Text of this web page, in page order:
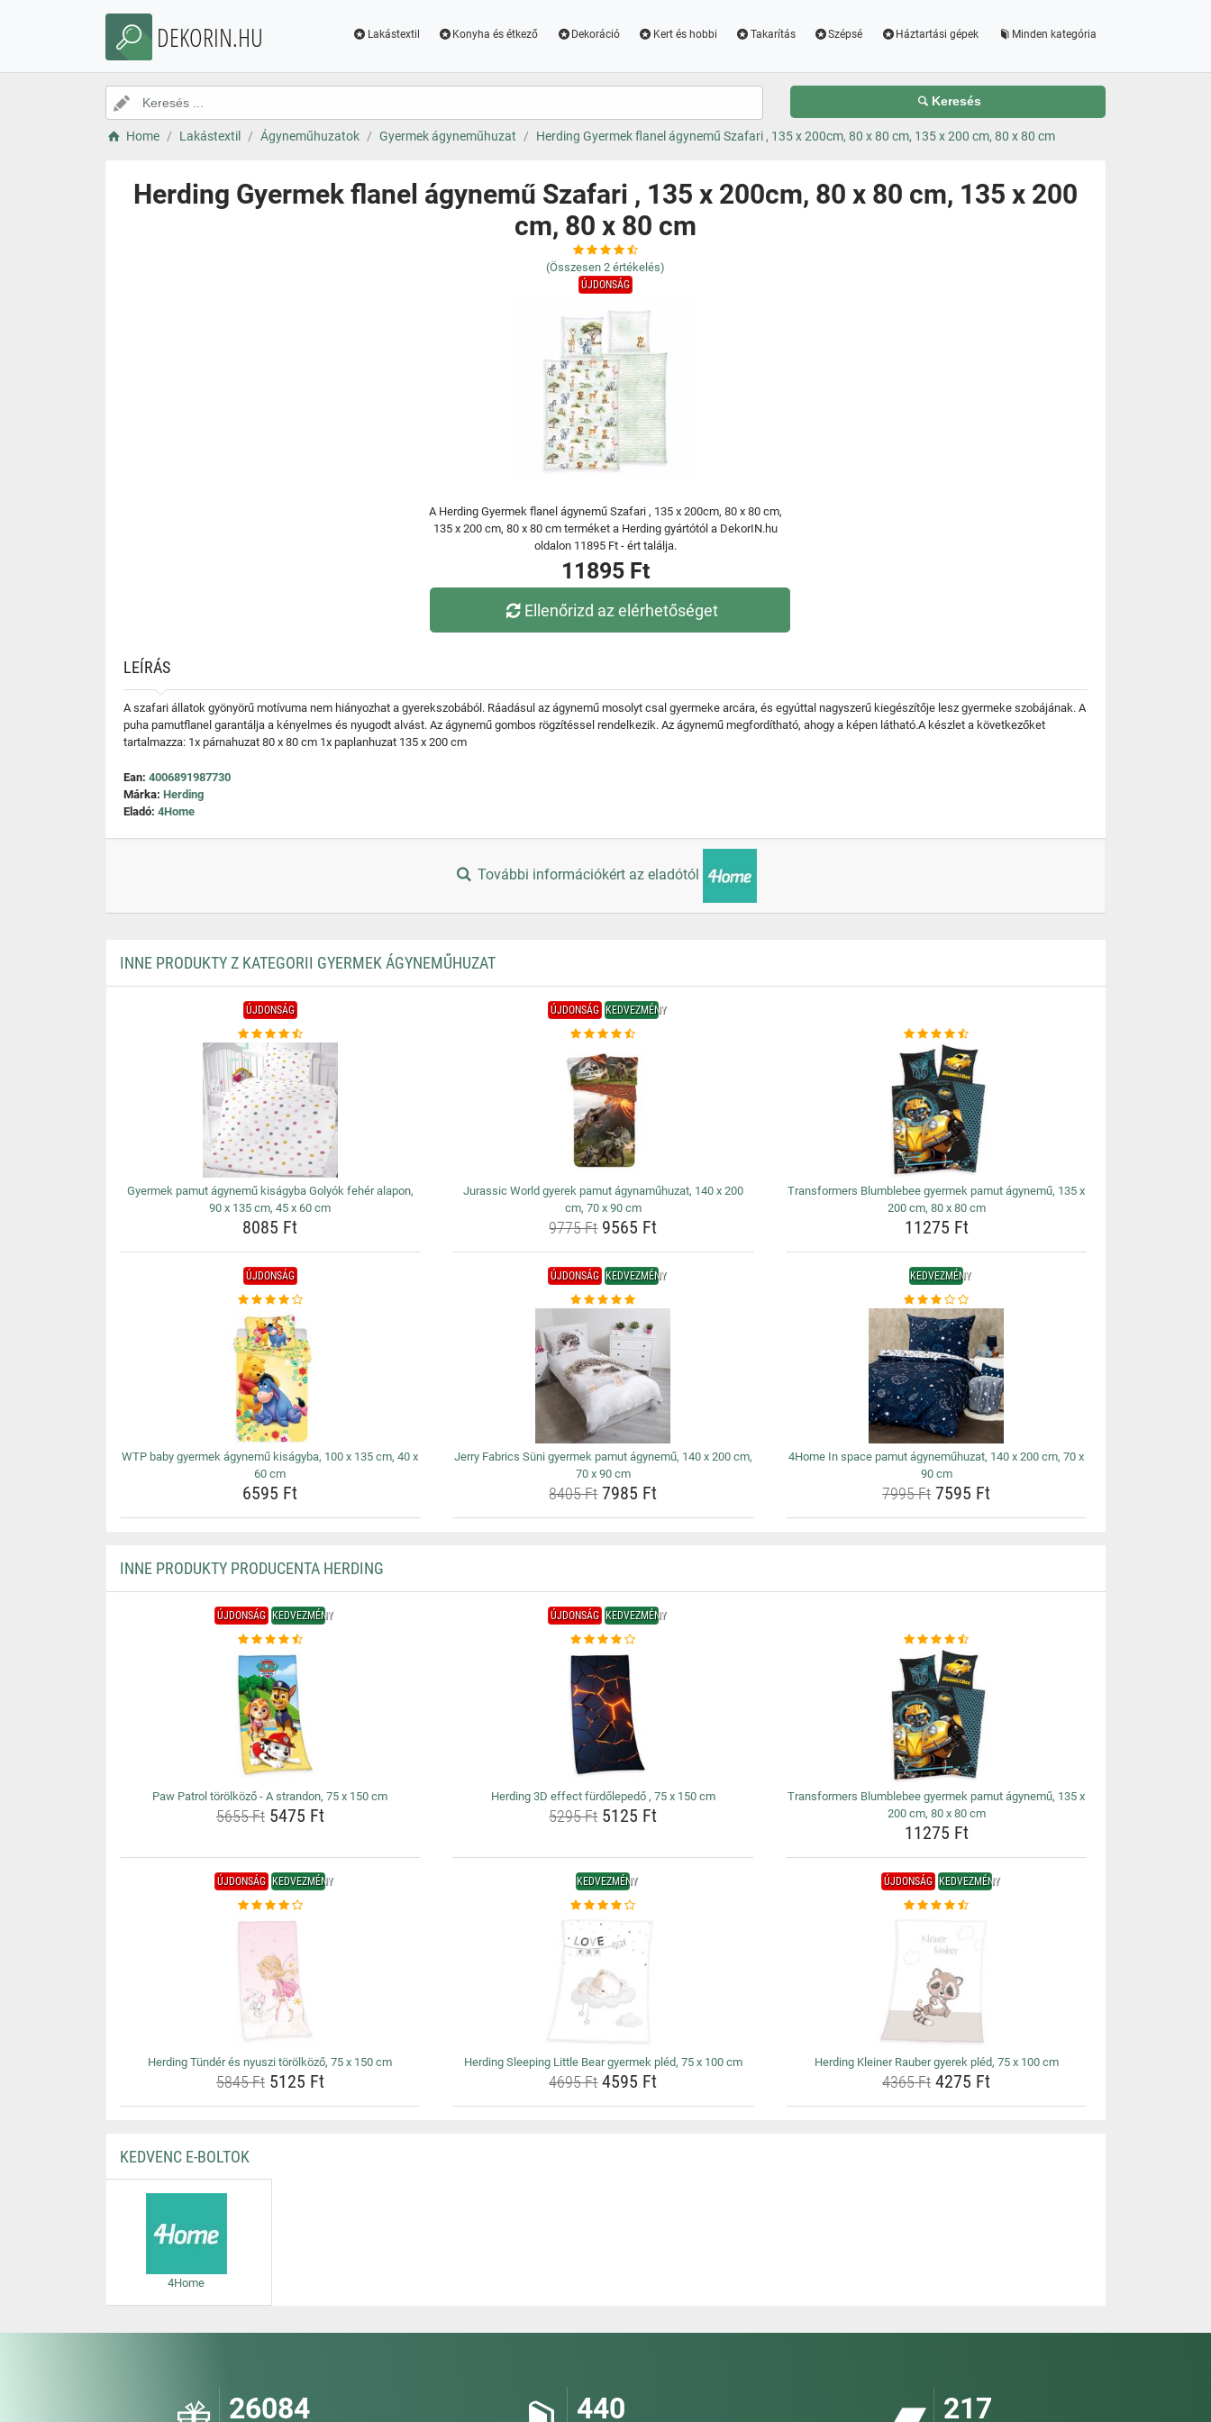
DEKORIN.HU Lakástextil Konyha és étkező Dekoráció Kert és hobbi Takarítás Szépsé Háztartási gépek Minden kategória
Keresés
Home Lakástextil Ágyneműhuzatok Gyermek ágyneműhuzat Herding Gyermek flanel ágynemű Szafari , 135 x 200cm, 80 x 80 cm, 135 x 200 cm, 80 x 80 cm
Herding Gyermek flanel ágynemű Szafari , 135 x 200cm, 80 x 80 cm, 135 x 200
cm, 80 x 80 cm
(Összesen 2 értékelés)
ÚJDONSÁG
A Herding Gyermek flanel ágynemű Szafari , 135 x 200cm, 80 x 80 cm,
135 x 200 cm, 80 x 80 cm terméket a Herding gyártótól a DekorIN.hu
oldalon 11895 Ft - ért találja.
11895 Ft
Ellenőrizd az elérhetőséget
LEÍRÁS
A szafari állatok gyönyörű motívuma nem hiányozhat a gyerekszobából. Ráadásul az ágynemű mosolyt csal gyermeke arcára, és egyúttal nagyszerű kiegészítője lesz gyermeke szobájának. A
puha pamutflanel garantálja a kényelmes és nyugodt alvást. Az ágynemű gombos rögzítéssel rendelkezik. Az ágynemű megfordítható, ahogy a képen látható.A készlet a következőket
tartalmazza: 1x párnahuzat 80 x 80 cm 1x paplanhuzat 135 x 200 cm
Ean: 4006891987730
Márka: Herding
Eladó: 4Home
További információkért az eladótól
INNE PRODUKTY Z KATEGORII GYERMEK ÁGYNEMŰHUZAT
ÚJDONSÁG
Gyermek pamut ágynemű kiságyba Golyók fehér alapon,
90 x 135 cm, 45 x 60 cm
8085 Ft
ÚJDONSÁG KEDVEZMÉNY
Jurassic World gyerek pamut ágynaműhuzat, 140 x 200
cm, 70 x 90 cm
9775 Ft9565 Ft
Transformers Blumblebee gyermek pamut ágynemű, 135 x
200 cm, 80 x 80 cm
11275 Ft
ÚJDONSÁG
WTP baby gyermek ágynemű kiságyba, 100 x 135 cm, 40 x
60 cm
6595 Ft
ÚJDONSÁG KEDVEZMÉNY
Jerry Fabrics Süni gyermek pamut ágynemű, 140 x 200 cm,
70 x 90 cm
8405 Ft7985 Ft
KEDVEZMÉNY
4Home In space pamut ágyneműhuzat, 140 x 200 cm, 70 x
90 cm
7995 Ft 7595 Ft
INNE PRODUKTY PRODUCENTA HERDING
ÚJDONSÁG KEDVEZMÉNY
Paw Patrol törölköző - A strandon, 75 x 150 cm
5655 Ft5475 Ft
ÚJDONSÁG KEDVEZMÉNY
Herding 3D effect fürdőlepedő , 75 x 150 cm
5295 Ft5125 Ft
Transformers Blumblebee gyermek pamut ágynemű, 135 x
200 cm, 80 x 80 cm
11275 Ft
ÚJDONSÁG KEDVEZMÉNY
Herding Tündér és nyuszi törölköző, 75 x 150 cm
5845 Ft5125 Ft
KEDVEZMÉNY
Herding Sleeping Little Bear gyermek pléd, 75 x 100 cm
4695 Ft4595 Ft
ÚJDONSÁG KEDVEZMÉNY
Herding Kleiner Rauber gyerek pléd, 75 x 100 cm
4365 Ft 4275 Ft
KEDVENC E-BOLTOK
4Home
26084 440 217